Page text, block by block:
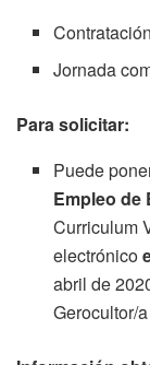
Jornada
Para solicitar:
Puede
Empleo de
Curriculum
electrónico
abril de
Gerocultor/